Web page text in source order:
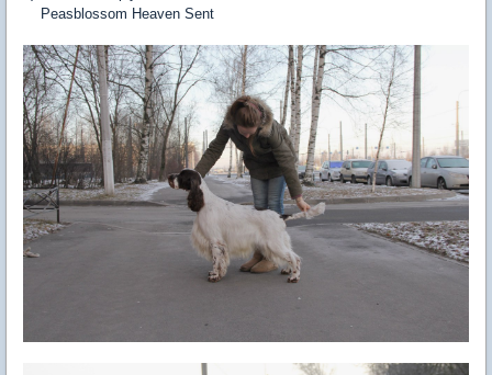
Peasblossom Heaven Sent